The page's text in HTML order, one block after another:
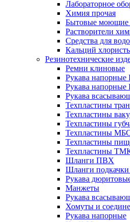
Лабораторное
Химия прочая
Бытовые моющие
Растворители
Средства для
Кальций
Резинотехнические
Ремни клиновые
Рукава напорные
Рукава напорные
Рукава
Техпластины
Техпластины
Техпластины
Техпластины
Техпластины
Техпластины
Шланги ПВХ
Шланги подкачки
Рукава
Манжеты
Рукава
Хомуты и
Рукава напорные